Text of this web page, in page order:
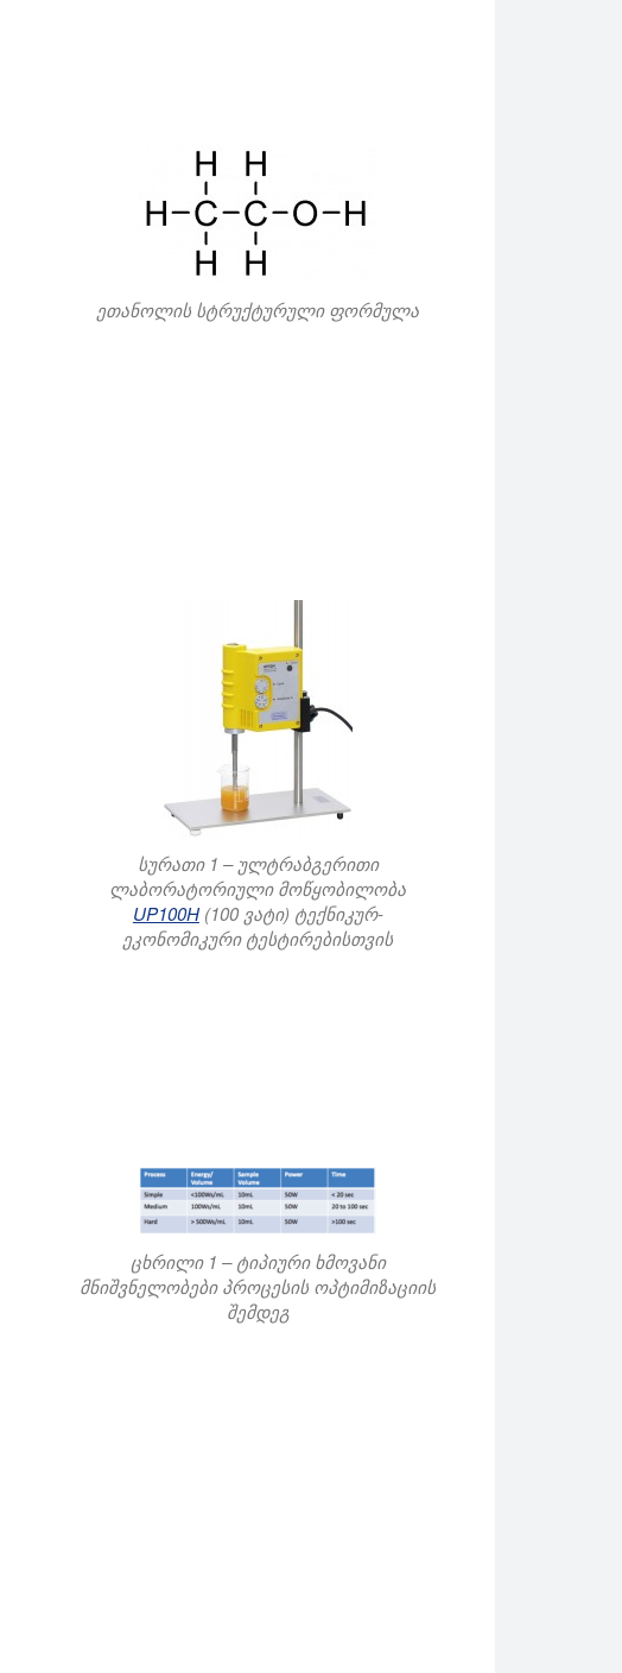
ეთანოლის სტრუქტურული ფორმულა
სურათი 1 – ულტრაბგერითი
ლაბორატორიული მოწყობილობა
UP100H(100 ვატი) ტექნიკურ-
ეკონომიკური ტესტირებისთვის
ცხრილი 1 – ტიპიური ხმოვანი
მნიშვნელობები პროცესის ოპტიმიზაციის
შემდეგ